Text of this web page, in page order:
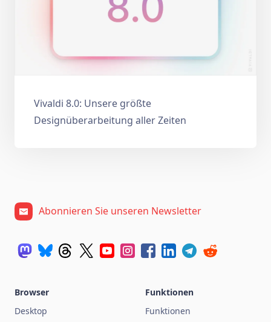
Vivaldi 8.0: Unsere größte
Designüberarbeitung aller Zeiten
Abonnieren Sie unseren Newsletter
Browser
Desktop
Funktionen
Funktionen